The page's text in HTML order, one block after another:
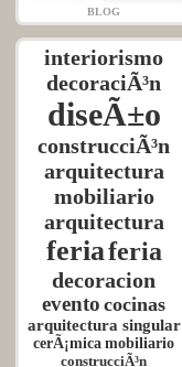
BLOG
interiorismo
decoraciÃ³n
diseÃ±o
construcciÃ³n
arquitectura
mobiliario
arquitectura
feriaferia
decoracion
evento cocinas
arquitectura singular
cerÃ¡mica mobiliario
construcciÃ³n